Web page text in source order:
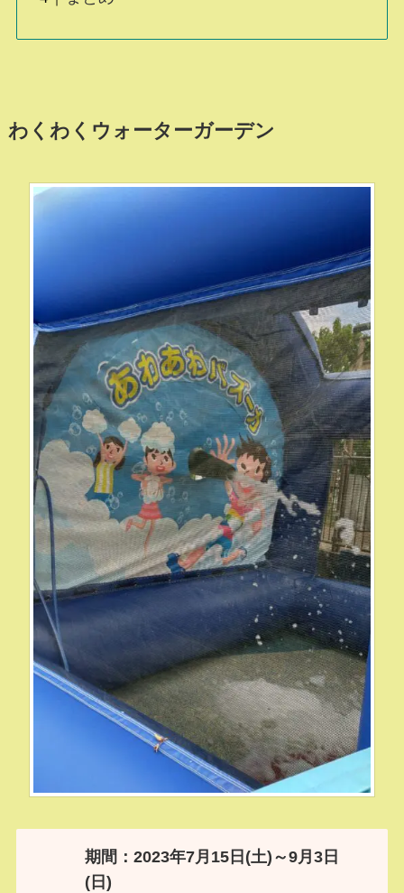
わくわくウォーターガーデン
期間：2023年7月15日(土)～9月3日
(日)